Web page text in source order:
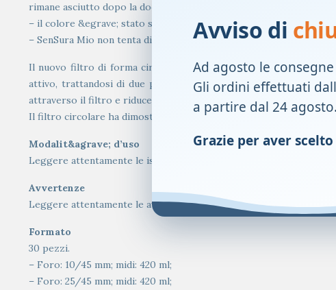
rimane asciutto dopo la doccia. Inoltre, il materiale tessile rende
– il colore &egrave; stato scelto tra centinaia di colori per trovare
– SenSura Mio non tenta di imitare il corpo. Si tratta di un
Il nuovo filtro di forma circolare ha un prefiltro unico,
attivo, trattandosi di due parti molto sensibili al contatto con le
attraverso il filtro e riducendo il rigonfiamento della sacca.
Il filtro circolare ha dimostrato di ridurre il rigonfiamento della
Modalit&agrave; d’uso
Leggere attentamente le istruzioni per l’uso.
Avvertenze
Leggere attentamente le avvertenze.
Formato
30 pezzi.
– Foro: 10/45 mm; midi: 420 ml;
– Foro: 25/45 mm; midi: 420 ml;
Avviso di
Ad agosto le
Gli ordini effettuati
a partire dal 24 agosto.
Grazie per aver